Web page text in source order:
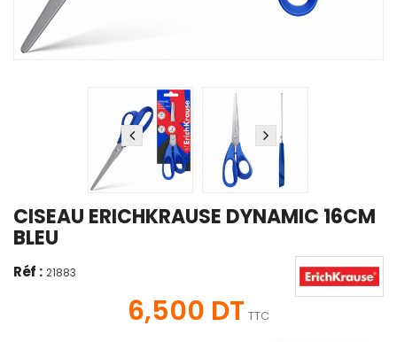
CISEAU ERICHKRAUSE DYNAMIC 16CM
BLEU
Réf : 21883
6,500 DT TTC